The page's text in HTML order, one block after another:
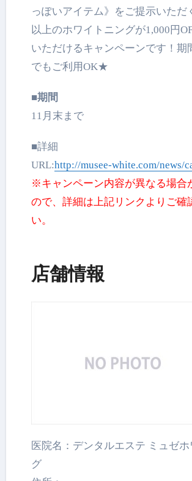
っぽいアイテム》をご提示いただ
以上のホワイトニングが1,000円
いただけるキャンペーンです！期
でもご利用OK★
■期間
11月末まで
■詳細
URL:http://musee-white.com/news/
※キャンペーン内容が異なる場合
ので、詳細は上記リンクよりご確
い。
店舗情報
医院名：デンタルエステ ミュゼ
グ